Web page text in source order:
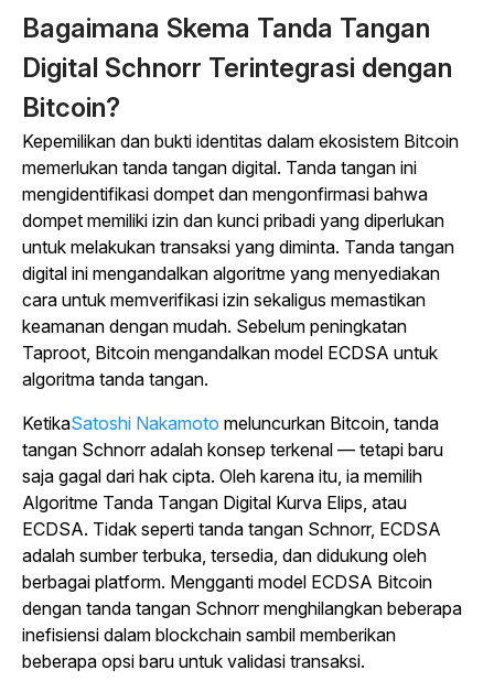
Bagaimana Skema Tanda Tangan
Digital Schnorr Terintegrasi dengan
Bitcoin?
Kepemilikan dan bukti identitas dalam ekosistem Bitcoin
memerlukan tanda tangan digital. Tanda tangan ini
mengidentifikasi dompet dan mengonfirmasi bahwa
dompet memiliki izin dan kunci pribadi yang diperlukan
untuk melakukan transaksi yang diminta. Tanda tangan
digital ini mengandalkan algoritme yang menyediakan
cara untuk memverifikasi izin sekaligus memastikan
keamanan dengan mudah. Sebelum peningkatan
Taproot, Bitcoin mengandalkan model ECDSA untuk
algoritma tanda tangan.
KetikaSatoshi Nakamoto meluncurkan Bitcoin, tanda
tangan Schnorr adalah konsep terkenal — tetapi baru
saja gagal dari hak cipta. Oleh karena itu, ia memilih
Algoritme Tanda Tangan Digital Kurva Elips, atau
ECDSA. Tidak seperti tanda tangan Schnorr, ECDSA
adalah sumber terbuka, tersedia, dan didukung oleh
berbagai platform. Mengganti model ECDSA Bitcoin
dengan tanda tangan Schnorr menghilangkan beberapa
inefisiensi dalam blockchain sambil memberikan
beberapa opsi baru untuk validasi transaksi.